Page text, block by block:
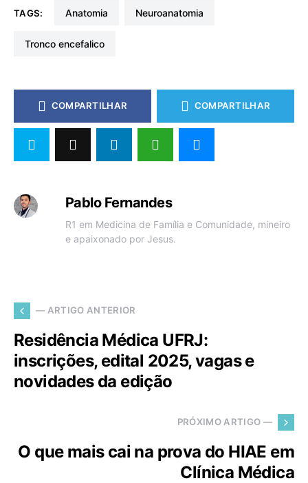
TAGS: Anatomia neuroanatomia
tronco encefalico
COMPARTILHAR COMPARTILHAR
Pablo Fernandes
R1 em Medicina de Família e Comunidade, mineiro
e apaixonado por Jesus.
— ARTIGO ANTERIOR
Residência Médica UFRJ:
inscrições, edital 2025, vagas e
novidades da edição
PRÓXIMO ARTIGO —
O que mais cai na prova do HIAE em
Clínica Médica